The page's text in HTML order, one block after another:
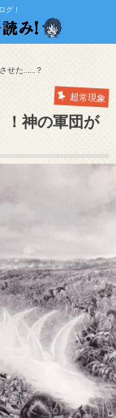
グ！
せた……？
超常現象
！神の軍団が